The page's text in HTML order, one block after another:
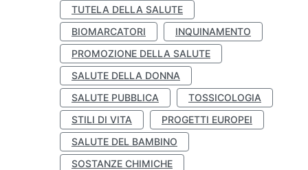
TUTELA DELLA SALUTE
BIOMARCATORI
INQUINAMENTO
PROMOZIONE DELLA SALUTE
SALUTE DELLA DONNA
SALUTE PUBBLICA
TOSSICOLOGIA
STILI DI VITA
PROGETTI EUROPEI
SALUTE DEL BAMBINO
SOSTANZE CHIMICHE